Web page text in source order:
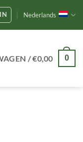
Nederlands
/€0,00 0